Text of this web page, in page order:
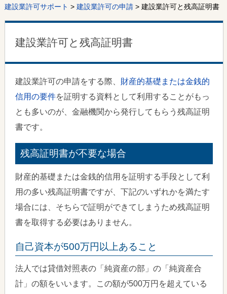
建設業許可サポート > 建設業許可の申請> 建設業許可と残高証明書
建設業許可と残高証明書
建設業許可の申請をする際、 財産的基礎または金銭的
信用の要件を証明する資料として利用することがもっ
とも多いのが、金融機関から発行してもらう残高証明
書です。
残高証明書が不要な場合
財産的基礎または金銭的信用を証明する手段として利
用の多い残高証明書ですが、下記のいずれかを満たす
場合には、そちらで証明ができてしまうため残高証明
書を取得する必要はありません。
自己資本が500万円以上あること
法人では貸借対照表の「純資産の部」の「純資産合
計」の額をいいます。この額が500万円を超えている